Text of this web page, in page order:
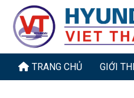
qua
dung
TRANG CHỦ GIỚI